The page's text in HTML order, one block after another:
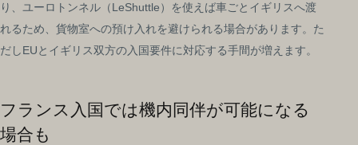
り、ユーロトンネル（LeShuttle）を使えば車ごとイギリスへ渡
れるため、貨物室への預け入れを避けられる場合があります。た
だしEUとイギリス双方の入国要件に対応する手間が増えます。
フランス入国では機内同伴が可能になる
場合も